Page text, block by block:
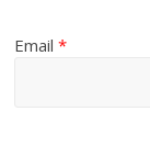
Email*